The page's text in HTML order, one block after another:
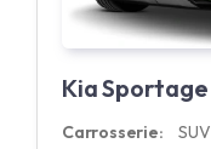
Kia Sportage
Carrosserie: SUV